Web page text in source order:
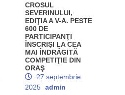
CROSUL
SEVERINULUI,
EDIŢIA A V-A. PESTE
600 DE
PARTICIPANŢI
ÎNSCRIŞI LA CEA
MAI ÎNDRĂGITĂ
COMPETIŢIE DIN
ORAŞ
27 septembrie
2025 admin